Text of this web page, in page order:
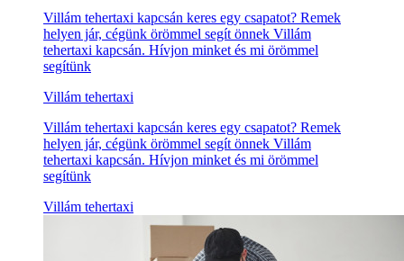
Villám tehertaxi kapcsán keres egy csapatot? Remek
helyen jár, cégünk örömmel segít önnek Villám
tehertaxi kapcsán. Hívjon minket és mi örömmel
segítünk
Villám tehertaxi
Villám tehertaxi kapcsán keres egy csapatot? Remek
helyen jár, cégünk örömmel segít önnek Villám
tehertaxi kapcsán. Hívjon minket és mi örömmel
segítünk
Villám tehertaxi